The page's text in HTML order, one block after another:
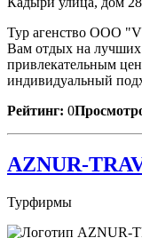
Тур агенство OOO
Вам отдых на
привлекательным
индивидуальный
Рейтинг: 0
AZNUR-
Турфирмы